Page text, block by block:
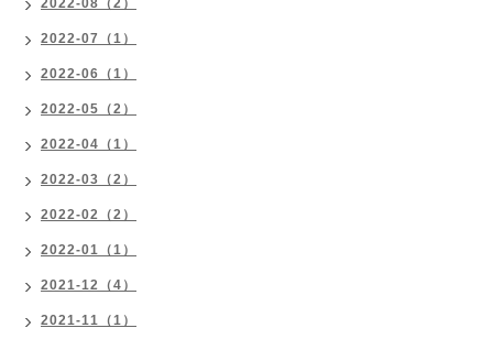
2022-08（2）
2022-07（1）
2022-06（1）
2022-05（2）
2022-04（1）
2022-03（2）
2022-02（2）
2022-01（1）
2021-12（4）
2021-11（1）